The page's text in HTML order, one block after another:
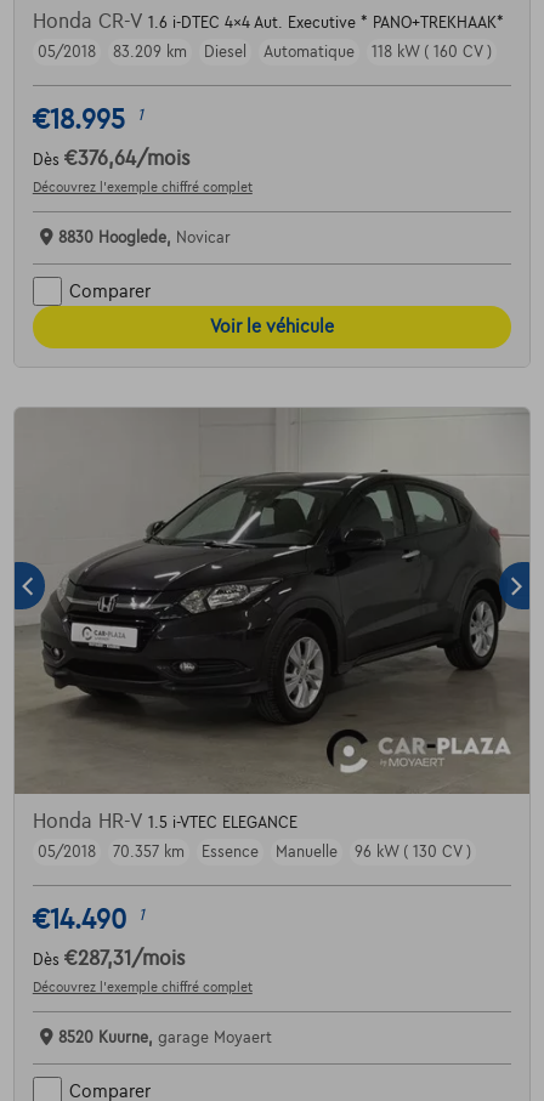
Honda CR-V 1.6 i-DTEC 4x4 Aut. Executive * PANO+TREKHAAK*
05/2018
83.209 km Diesel Automatique 118 kW ( 160 CV )
€18.995 1
Dès €376,64/mois
Découvrez l’exemple chiffré complet
8830 Hooglede, Novicar
Comparer
Voir le véhicule
Honda HR-V 1.5 i-VTEC ELEGANCE
05/2018
70.357 km Essence Manuelle 96 kW ( 130 CV )
€14.490 1
Dès €287,31 /mois
Découvrez l’exemple chiffré complet
8520 Kuurne, garage Moyaert
Comparer